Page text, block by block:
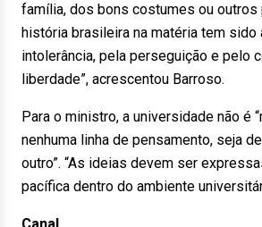
família, dos bons costumes ou outros
história brasileira na matéria tem sido
intolerância, pela perseguição e pelo
liberdade”, acrescentou Barroso.
Para o ministro, a universidade não é
nenhuma linha de pensamento, seja
outro”. “As ideias devem ser
pacífica dentro do ambiente